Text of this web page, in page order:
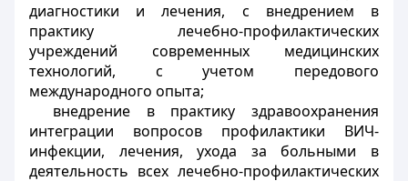
диагностики и лечения, с внедрением в
практику лечебно-профилактических
учреждений современных медицинских
технологий, с учетом передового
международного опыта;
внедрение в практику здравоохранения
интеграции вопросов профилактики ВИЧ-
инфекции, лечения, ухода за больными в
деятельность всех лечебно-профилактических